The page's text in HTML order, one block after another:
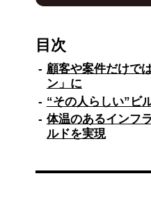
ICTを活用して社会課
ワールド」の実現を
月にスマートワール
在は7つのチームでス
り組んでいます。
この取り組みは、単
とどまらず、社会課題
て、より柔軟で革新
目次
顧客や案件だけで
ン」に
“その人らしい”ビ
体温のあるインフ
ルドを実現